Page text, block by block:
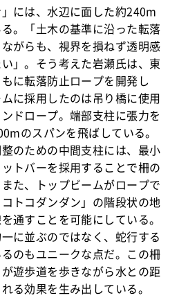
」には、水辺に面した約240m
。「土木の基準に沿った転落
がらも、視界を損ねず透明感
」。そう考えた岩瀬氏は、東
に転落防止ロープを開発し
に採用したのは吊り橋に使用
ドロープ。端部支柱に張力を
のスパンを飛ばしている。
のための中間支柱には、最小
トバーを採用することで柵の
た、トップビームがロープで
トコダンダン」の階段状の地
通すことを可能にしている。
に並ぶのではなく、蛇行する
のもユニークな点だ。この柵
遊歩道を歩きながら水との距
る効果を生み出している。